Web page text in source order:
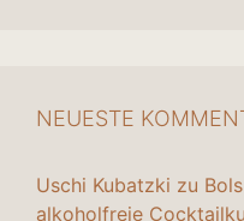
NEUESTE
Uschi Kubatzki zu
alkoholfreie